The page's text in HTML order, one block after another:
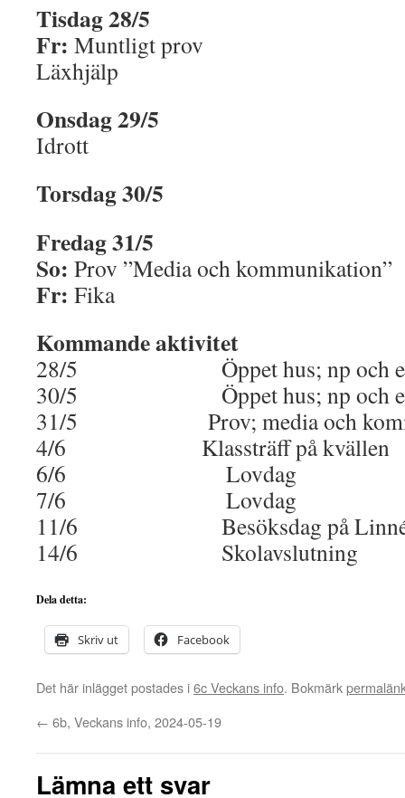
Tisdag 28/5
Fr: Muntligt prov
Läxhjälp
Onsdag 29/5
Idrott
Torsdag 30/5
Fredag 31/5
So: Prov ”Media och kommunikation”
Fr: Fika
Kommande aktivitet
28/5 Öppet hus; np och ev
30/5 Öppet hus; np och ev
31/5 Prov; media och
4/6 Klassträff på kvällen
6/6 Lovdag
7/6 Lovdag
11/6 Besöksdag på
14/6 Skolavslutning
Dela detta:
Skriv ut Facebook
Det här inlägget postades i6c Veckans info. Bokmärk
← 6b, Veckans info, 2024-05-19
Lämna ett svar